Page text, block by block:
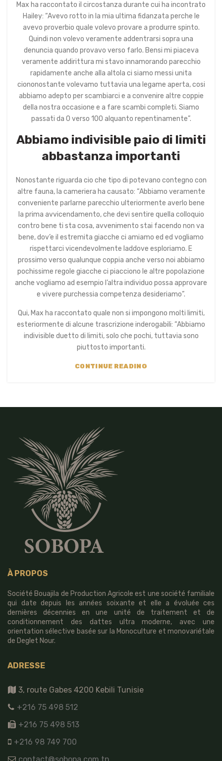
Max ha raccontato il circostanza durante cui ha incontrato
Hailey: “Avevo rotto in la mia ultima fidanzata perche le
avevo proverbio quale volevo provare a produrre spinto.
Quindi non volevo veramente addentrarsi sopra una
denuncia quando provavo verso farlo. Bensi mi piaceva
veramente addirittura mi stavo innamorando parecchio
rapidamente anche alla altola ci siamo messi unita
ciononostante volevamo tuttavia una legame aperta, cosi
abbiamo adepto per scambiarci e a convenire altre coppie
della nostra occasione e a fare scambi completi. Siamo
passati da 0 verso 100 alquanto repentinamente”.
Abbiamo indivisible paio di limiti
abbastanza importanti
Nonostante riguarda cio che tipo di potevano contegno con
altre fauna, la cameriera ha causato: “Abbiamo veramente
conveniente parlarne parecchio ulteriormente averlo bene
la prima avvicendamento, che devi sentire quella colloquio
contro bene ti sta cosa, avvenimento stai facendo non va
bene, dov’e il estremita giacche ci amiamo ed ed vogliamo
rispettarci vicendevolmente laddove esploriamo. E
prossimo verso qualunque coppia anche verso noi abbiamo
pochissime regole giacche ci piacciono le altre popolazione
anche vogliamo ad esempio l’altra individuo possa approvare
e vivere purchessia competenza desideriamo”.
Qui, Max ha raccontato quale non si impongono molti limiti,
esteriormente di alcune trascrizione inderogabili: “Abbiamo
indivisible duetto di limiti, solo che pochi, tuttavia sono
piuttosto importanti.
CONTINUE READING
À PROPOS
Société Bouajila de Production Agricole est une société familiale
qui date depuis les années soixante et elle a évoluée ces
dernières décennies en une unité de traitement et de
conditionnement des dattes ultra moderne, avec une
orientation sélective basée sur la Monoculture et monovariétale
de Deglet Nour.
ADRESSE
3, route Gabes 4200 Kebili Tunisie
+216 75 498 512
+216 75 498 513
+216 98 749 700